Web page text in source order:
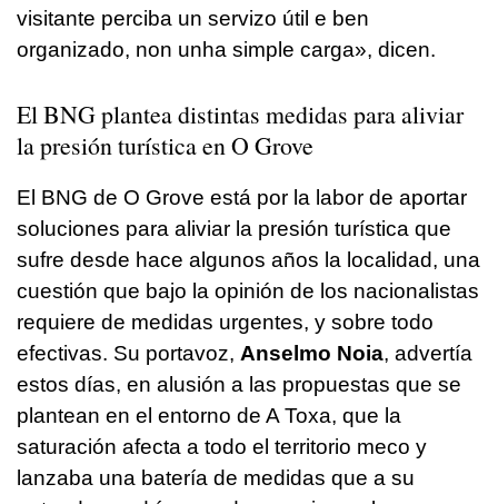
visitante perciba un servizo útil e ben
organizado, non unha simple carga», dicen.
El BNG plantea distintas medidas para aliviar
la presión turística en O Grove
El BNG de O Grove está por la labor de aportar
soluciones para aliviar la presión turística que
sufre desde hace algunos años la localidad, una
cuestión que bajo la opinión de los nacionalistas
requiere de medidas urgentes, y sobre todo
efectivas. Su portavoz, Anselmo Noia, advertía
estos días, en alusión a las propuestas que se
plantean en el entorno de A Toxa, que la
saturación afecta a todo el territorio meco y
lanzaba una batería de medidas que a su